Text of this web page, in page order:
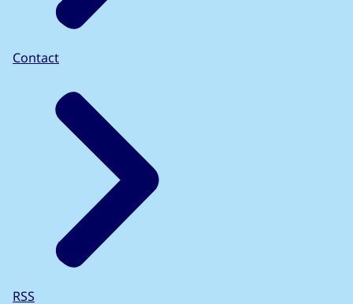
Contact
RSS